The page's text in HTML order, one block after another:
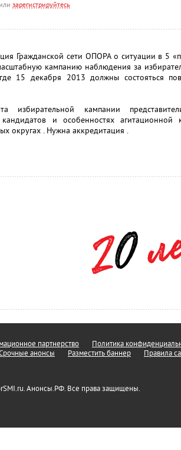
или зарегистрируйтесь
Гражданской сети ОПОРА о ситуации в 5
кампанию наблюдения за
15 декабря 2013 должны состояться
избирательной кампании
кандидатов и особенностях
округах . Нужна аккредитация .
партнерство
Политика
анонсы Разместить баннер Правила
Анонсы.РФ. Все права защищены.